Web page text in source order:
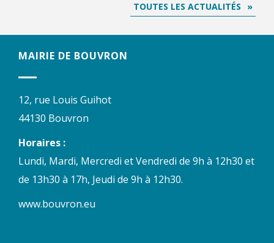
TOUTES LES ACTUALITÉS
MAIRIE DE BOUVRON
12, rue Louis Guihot
44130 Bouvron
Horaires :
Lundi, Mardi, Mercredi et Vendredi de 9h à 12h30 et
de 13h30 à 17h, Jeudi de 9h à 12h30.
www.bouvron.eu